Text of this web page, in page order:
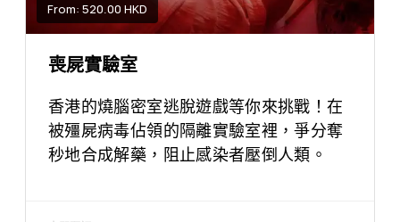
From: 520.00 HKD
喪屍實驗室
香港的燒腦密室逃脫遊戲等你來挑戰！在
被殭屍病毒佔領的隔離實驗室裡，爭分奪
秒地合成解藥，阻止感染者壓倒人類。